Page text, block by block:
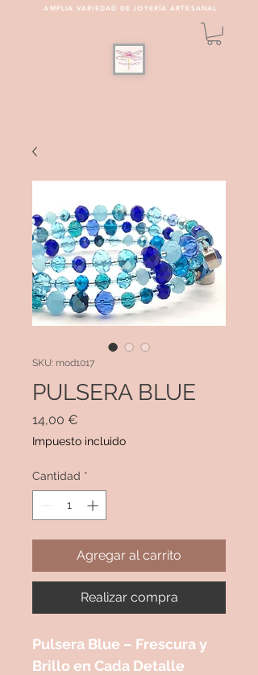
AMPLIA VARIEDAD DE JOYERÍA ARTESANAL
SKU: mod1017
PULSERA BLUE
14,00 €
Impuesto incluido
Cantidad *
Agregar al carrito
Realizar compra
Pulsera Blue – Frescura y
Brillo en Cada Detalle